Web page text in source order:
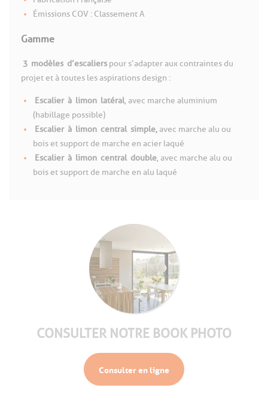
Émissions COV : Classement A
Gamme
3 modèles d’escaliers pour s’adapter aux contraintes du
projet et à toutes les aspirations design :
Escalier à limon latéral, avec marche aluminium
(habillage possible)
Escalier à limon central simple, avec marche alu ou
bois et support de marche en acier laqué
Escalier à limon central double, avec marche alu ou
bois et support de marche en alu laqué
CONSULTER NOTRE BOOK PHOTO
Consulter en ligne